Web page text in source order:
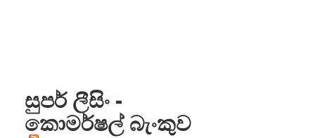
සුපර් ලීසිං -
කොමර්ෂල් බැංකුව